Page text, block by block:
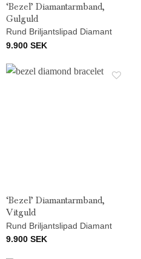
‘Bezel’ Diamantarmband,
Gulguld
Rund Briljantslipad Diamant
9.900 SEK
‘Bezel’ Diamantarmband,
Vitguld
Rund Briljantslipad Diamant
9.900 SEK